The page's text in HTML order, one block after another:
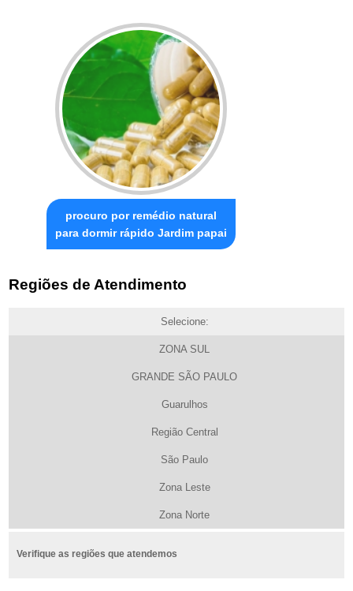
procuro por remédio natural
para dormir rápido Jardim papai
Regiões de Atendimento
Selecione:
ZONA SUL
GRANDE SÃO PAULO
Guarulhos
Região Central
São Paulo
Zona Leste
Zona Norte
Verifique as regiões que atendemos